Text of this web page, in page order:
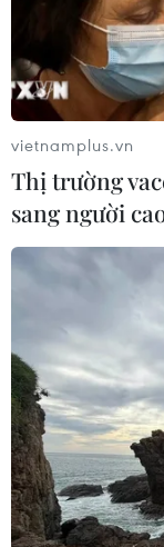
huyện Sơn Hòa
vietnamplus.vn
Thị trường
sang người